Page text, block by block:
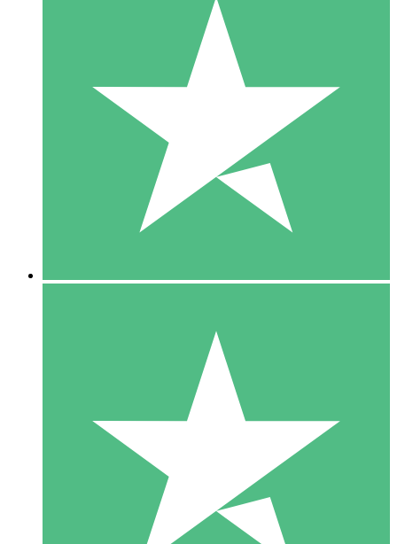
Pacotes de Créditos Individuais
Pague conforme o uso com créditos de download. Sem
1000
10 Downloads
20 00